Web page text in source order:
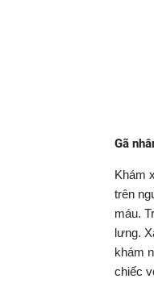
Gã
Khám
trên
máu.
lưng.
khám
chiếc